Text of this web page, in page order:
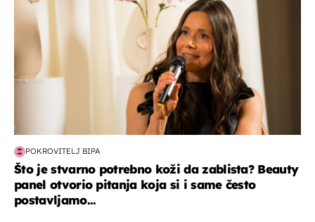
POKROVITELJ BIPA
Što je stvarno potrebno koži da zablista? Beauty
panel otvorio pitanja koja si i same često
postavljamo...